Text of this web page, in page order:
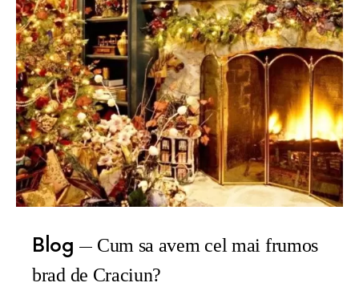
Blog
Cum sa avem cel mai frumos
brad de Craciun?